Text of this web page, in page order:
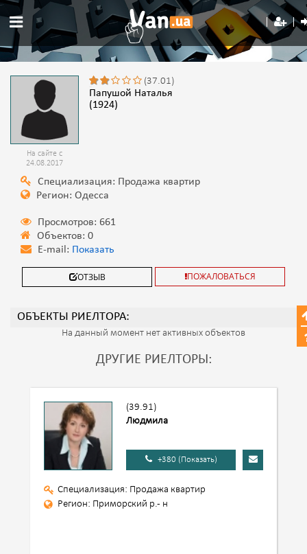
На сайте с
24.08.2017
(37.01)
Папушой Наталья
(1924)
Специализация: Продажа квартир
Регион: Одесса
Просмотров: 661
Объектов: 0
E-mail: Показать
ОТЗЫВ ПОЖАЛОВАТЬСЯ
ОБЪЕКТЫ РИЕЛТОРА:
На данный момент нет активных объектов
ДРУГИЕ РИЕЛТОРЫ:
(39.91)
Людмила
+380 (Показать)
Специализация: Продажа квартир
Регион: Приморский р.- н